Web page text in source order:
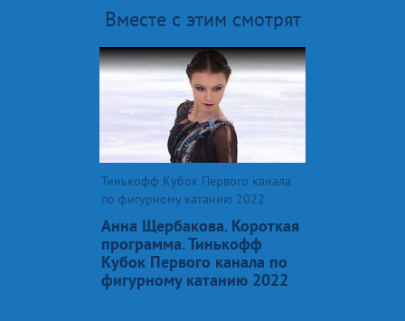
Вместе с этим смотрят
Тинькофф Кубок Первого канала
по фигурному катанию 2022
Анна Щербакова. Короткая
программа. Тинькофф
Кубок Первого канала по
фигурному катанию 2022